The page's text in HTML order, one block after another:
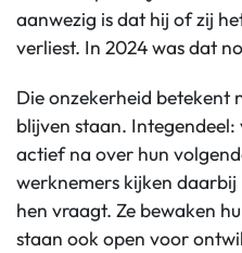
aanwezig is dat hij of zij
verliest. In 2024 was dat
Die onzekerheid betekent
blijven staan.
actief na over hun
werknemers kijken
hen vraagt. Ze bewaken
staan ook open voor